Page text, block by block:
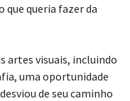
que queria fazer da
artes visuais, incluindo
uma oportunidade
de seu caminho